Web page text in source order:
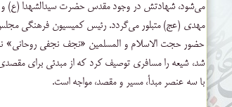
می‌شود، شهادتش در وجود مقدس حضرت سیدالشهدا
مهدی (عج) متبلور می‌گردد. رئیس کمیسیون فرهنگی
حضور حجت الاسلام و المسلمین «نجف نجفی روحانی»
شد، شیعه را مسافری توصیف کرد که از مبدئی برای
با سه عنصر مبدأ، مسیر و مقصد، مواجه است.